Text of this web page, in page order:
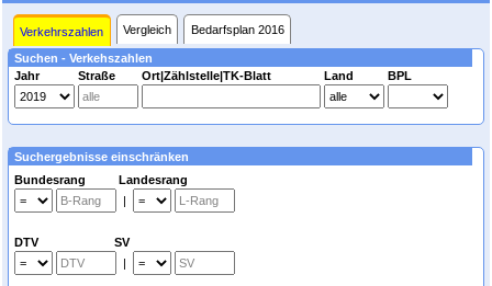
Verkehrszahlen Vergleich Bedarfsplan 2016
Suchen - Verkehszahlen
Jahr
Straße Ort|Zählstelle|TK-Blatt Land BPL
Suchergebnisse einschränken
Bundesrang Landesrang
|
DTV SV
|